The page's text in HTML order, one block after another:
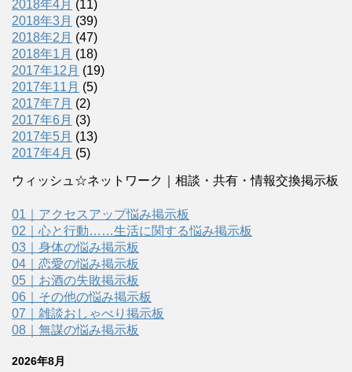
2018年4月 (11)
2018年3月 (39)
2018年2月 (47)
2018年1月 (18)
2017年12月 (19)
2017年11月 (5)
2017年7月 (2)
2017年6月 (3)
2017年5月 (13)
2017年4月 (5)
ウィッシュ☆ネットワーク｜相談・共有・情報交換掲示板
01｜アクセスアップ悩み掲示板
02｜心と行動……生活に関する悩み掲示板
03｜身体の悩み掲示板
04｜恋愛の悩み掲示板
05｜お酒の失敗掲示板
06｜その他の悩み掲示板
07｜雑談おしゃべり掲示板
08｜無謀の悩み掲示板
2026年8月